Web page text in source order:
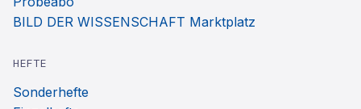
BILD DER WISSENSCHAFT Marktplatz
HEFTE
Sonderhefte